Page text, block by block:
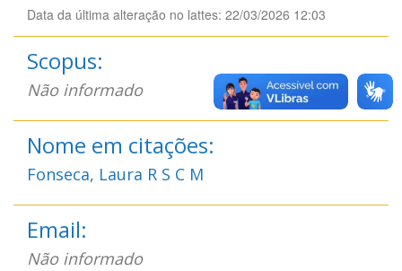
Data da última alteração no lattes: 22/03/2026 12:03
Scopus:
Não informado
Nome em citações:
Fonseca, Laura R S C M
Email:
Não informado